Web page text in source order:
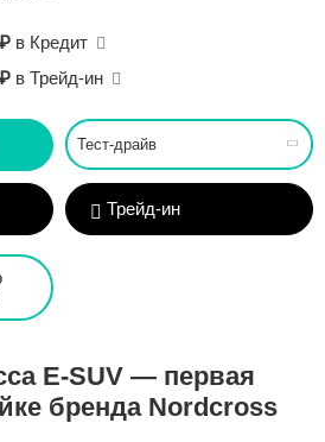
в Кредит
в Трейд-ин
Тест-драйв
Трейд-ин
E-SUV — первая
бренда Nordcross